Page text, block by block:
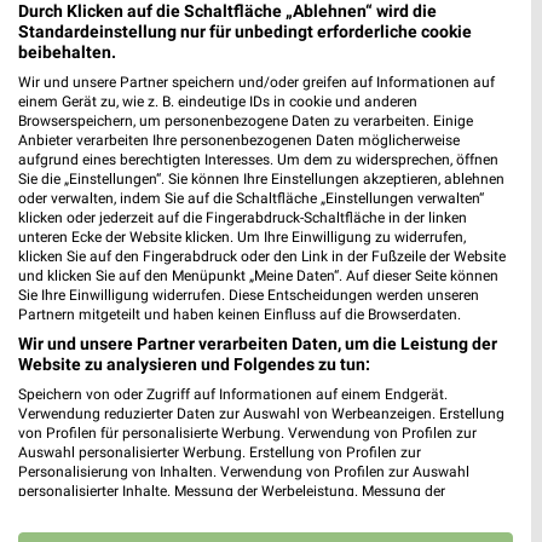
Adresse, Öffnungszeiten und Route für die
BayWa AG Technik Servicezentrum Eutingen
im Gäu Filiale in Eutingen im Gäu
Egal ob Adresse, Öffnungszeiten oder Route, hier findest Du
alles zur BayWa AG Technik Servicezentrum Eutingen im Gäu
Filiale in Eutingen im Gäu. Die aktuellsten Angebote kannst Du
Dir in den neuesten Prospekten anschauen. Wenn Du ein
schönes Schnäppchen gefunden hast, kannst Du über die
Filiale von BayWa finden.
Durch Klicken auf die Schaltfläche „Ablehnen“ wird die
Standardeinstellung nur für unbedingt erforderliche cookie
beibehalten.
Wir und unsere Partner speichern und/oder greifen auf Informationen auf
einem Gerät zu, wie z. B. eindeutige IDs in cookie und anderen
Browserspeichern, um personenbezogene Daten zu verarbeiten. Einige
Anbieter verarbeiten Ihre personenbezogenen Daten möglicherweise
aufgrund eines berechtigten Interesses. Um dem zu widersprechen, öffnen
Sie die „Einstellungen“. Sie können Ihre Einstellungen akzeptieren, ablehnen
oder verwalten, indem Sie auf die Schaltfläche „Einstellungen verwalten“
klicken oder jederzeit auf die Fingerabdruck-Schaltfläche in der linken
unteren Ecke der Website klicken. Um Ihre Einwilligung zu widerrufen,
klicken Sie auf den Fingerabdruck oder den Link in der Fußzeile der Website
und klicken Sie auf den Menüpunkt „Meine Daten“. Auf dieser Seite können
Sie Ihre Einwilligung widerrufen. Diese Entscheidungen werden unseren
Partnern mitgeteilt und haben keinen Einfluss auf die Browserdaten.
Wir und unsere Partner verarbeiten Daten, um die Leistung der
Website zu analysieren und Folgendes zu tun:
Speichern von oder Zugriff auf Informationen auf einem Endgerät.
Verwendung reduzierter Daten zur Auswahl von Werbeanzeigen. Erstellung
von Profilen für personalisierte Werbung. Verwendung von Profilen zur
Auswahl personalisierter Werbung. Erstellung von Profilen zur
Personalisierung von Inhalten. Verwendung von Profilen zur Auswahl
personalisierter Inhalte. Messung der Werbeleistung. Messung der
Kombinationen von Daten aus verschiedenen Quellen. Entwicklung und